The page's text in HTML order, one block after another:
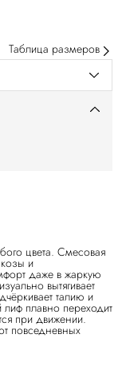
Таблица размеров
цвета. Смесовая
и
даже в жаркую
вытягивает
талию и
лиф плавно переходит
при движении.
повседневных